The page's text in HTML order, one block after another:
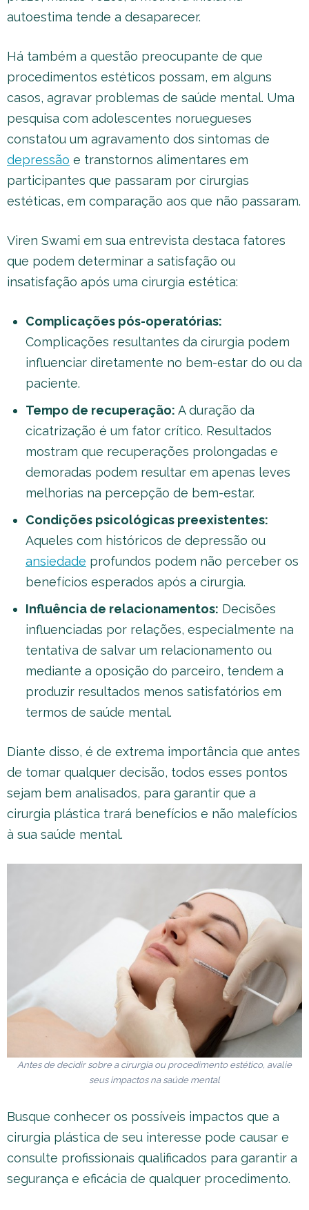
autoestima tende a desaparecer.
Há também a questão preocupante de que
procedimentos estéticos possam, em alguns
casos, agravar problemas de saúde mental. Uma
pesquisa com adolescentes noruegueses
constatou um agravamento dos sintomas de
depressão e transtornos alimentares em
participantes que passaram por cirurgias
estéticas, em comparação aos que não passaram.
Viren Swami em sua entrevista destaca fatores
que podem determinar a satisfação ou
insatisfação após uma cirurgia estética:
Complicações pós-operatórias:
Complicações resultantes da cirurgia podem
influenciar diretamente no bem-estar do ou da
paciente.
Tempo de recuperação: A duração da
cicatrização é um fator crítico. Resultados
mostram que recuperações prolongadas e
demoradas podem resultar em apenas leves
melhorias na percepção de bem-estar.
Condições psicológicas preexistentes:
Aqueles com históricos de depressão ou
ansiedade profundos podem não perceber os
benefícios esperados após a cirurgia.
Influência de relacionamentos: Decisões
influenciadas por relações, especialmente na
tentativa de salvar um relacionamento ou
mediante a oposição do parceiro, tendem a
produzir resultados menos satisfatórios em
termos de saúde mental.
Diante disso, é de extrema importância que antes
de tomar qualquer decisão, todos esses pontos
sejam bem analisados, para garantir que a
cirurgia plástica trará benefícios e não malefícios
à sua saúde mental.
Antes de decidir sobre a cirurgia ou procedimento estético, avalie
seus impactos na saúde mental
Busque conhecer os possíveis impactos que a
cirurgia plástica de seu interesse pode causar e
consulte profissionais qualificados para garantir a
segurança e eficácia de qualquer procedimento.